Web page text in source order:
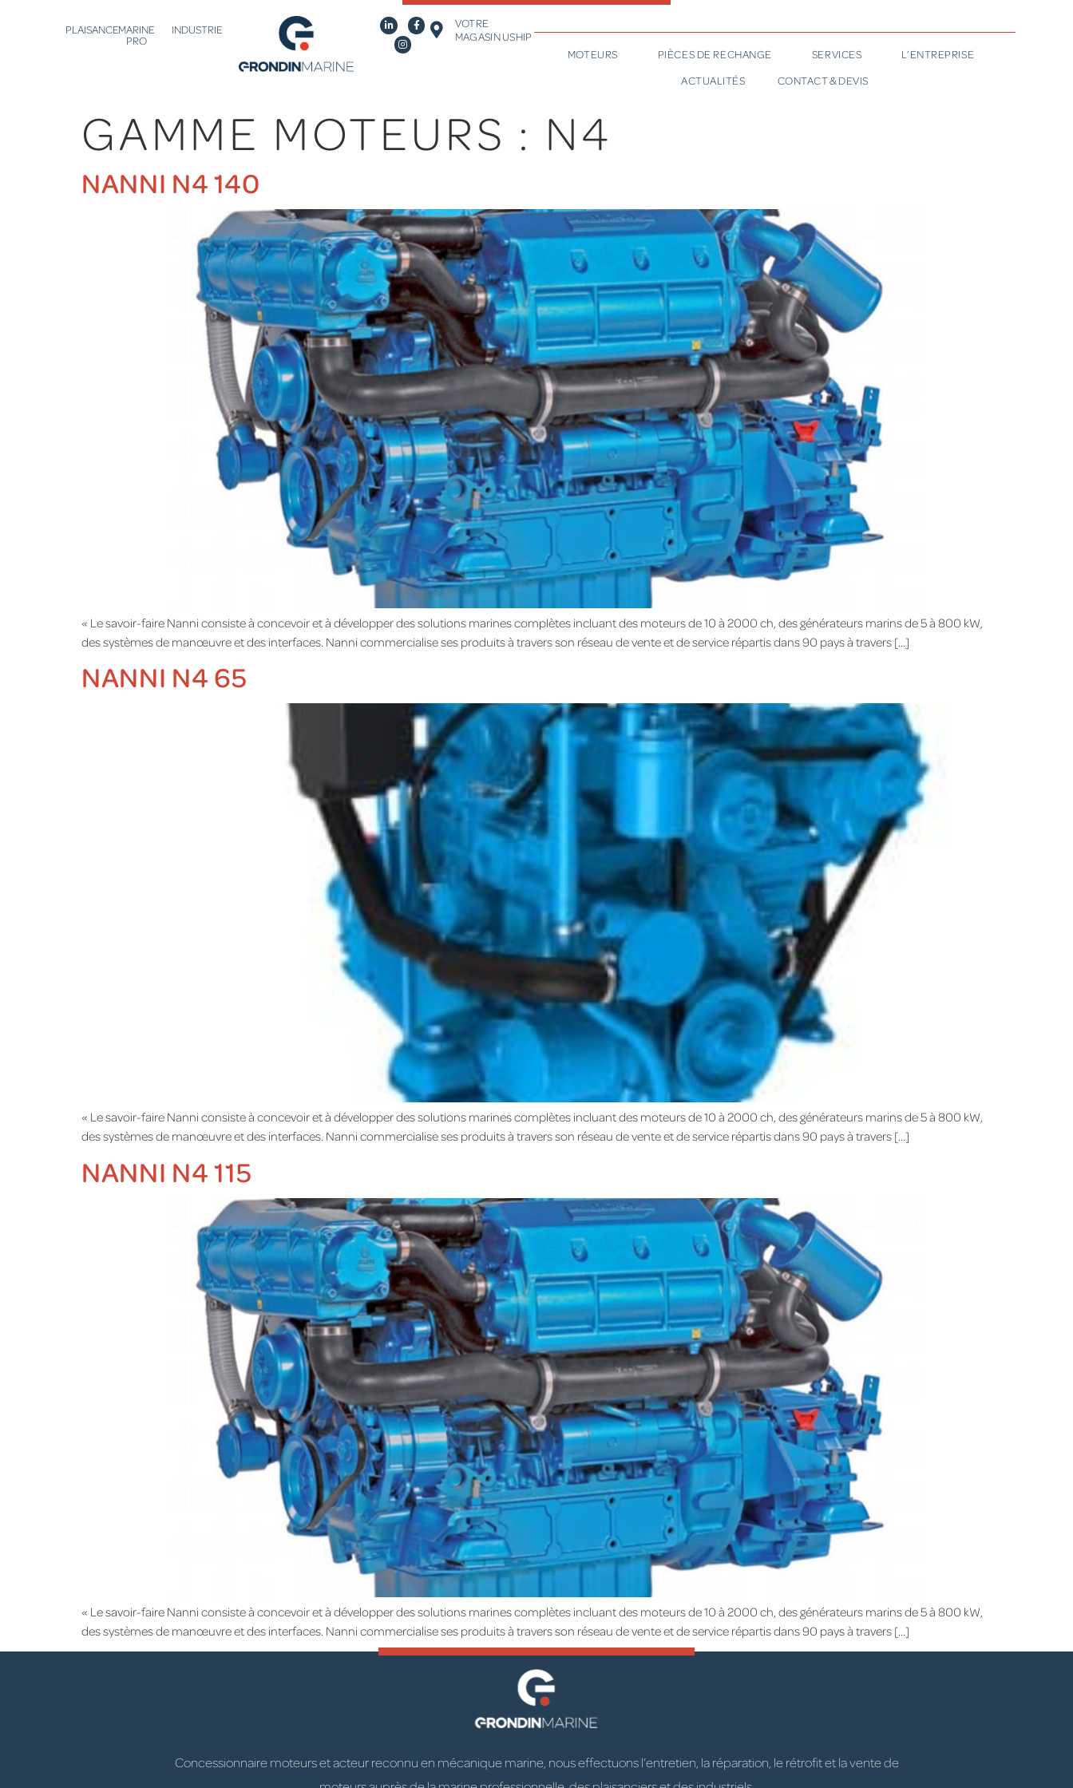
PLAISANCEMARINE
PRO
INDUSTRIE
VOTRE
MAGASIN USHIP
MOTEURS
PIÈCES DE RECHANGE SERVICES
L’ENTREPRISE
ACTUALITÉS
CONTACT & DEVIS
GAMME MOTEURS : N4
NANNI N4 140
« Le savoir-faire Nanni consiste à concevoir et à développer des solutions marines complètes incluant des moteurs de 10 à 2000 ch, des générateurs marins de 5 à 800 kW,
des systèmes de manœuvre et des interfaces. Nanni commercialise ses produits à travers son réseau de vente et de service répartis dans 90 pays à travers […]
NANNI N4 65
« Le savoir-faire Nanni consiste à concevoir et à développer des solutions marines complètes incluant des moteurs de 10 à 2000 ch, des générateurs marins de 5 à 800 kW,
des systèmes de manœuvre et des interfaces. Nanni commercialise ses produits à travers son réseau de vente et de service répartis dans 90 pays à travers […]
NANNI N4 115
« Le savoir-faire Nanni consiste à concevoir et à développer des solutions marines complètes incluant des moteurs de 10 à 2000 ch, des générateurs marins de 5 à 800 kW,
des systèmes de manœuvre et des interfaces. Nanni commercialise ses produits à travers son réseau de vente et de service répartis dans 90 pays à travers […]
Concessionnaire moteurs et acteur reconnu en mécanique marine, nous effectuons l’entretien, la réparation, le rétrofit et la vente de